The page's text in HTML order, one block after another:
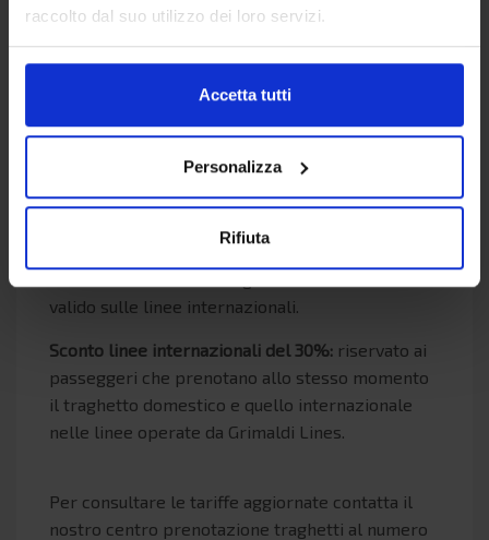
raccolto dal suo utilizzo dei loro servizi.
Accetta tutti
Personalizza
Rifiuta
Sconto senior del 25%: valido per tutte le
persone che hanno compiuto 60 anni. Lo sconto è
applicato alla persona e alla moto o auto al
Studenti: agli studenti delle università greche
oppure ai possessori della carta europea della
gioventù o della carta ISIC è riservato uno sconto
delle cabine Deluxe e A1) e il 20% di sconto su
valido sulle linee internazionali.
Sconto linee internazionali del 30%: riservato ai
passeggeri che prenotano allo stesso momento
il traghetto domestico e quello internazionale
nelle linee operate da Grimaldi Lines.
Per consultare le tariffe aggiornate contatta il
nostro centro prenotazione traghetti al numero